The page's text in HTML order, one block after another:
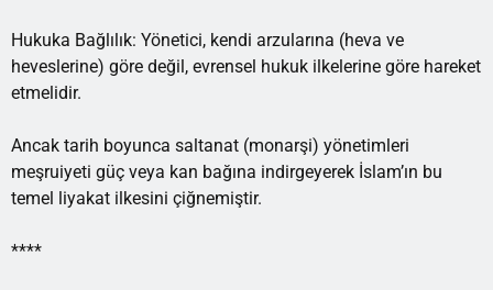
Hukuka Bağlılık: Yönetici, kendi arzularına (heva ve
heveslerine) göre değil, evrensel hukuk ilkelerine göre hareket
etmelidir.
Ancak tarih boyunca saltanat (monarşi) yönetimleri
meşruiyeti güç veya kan bağına indirgeyerek İslam’ın bu
temel liyakat ilkesini çiğnemiştir.
****